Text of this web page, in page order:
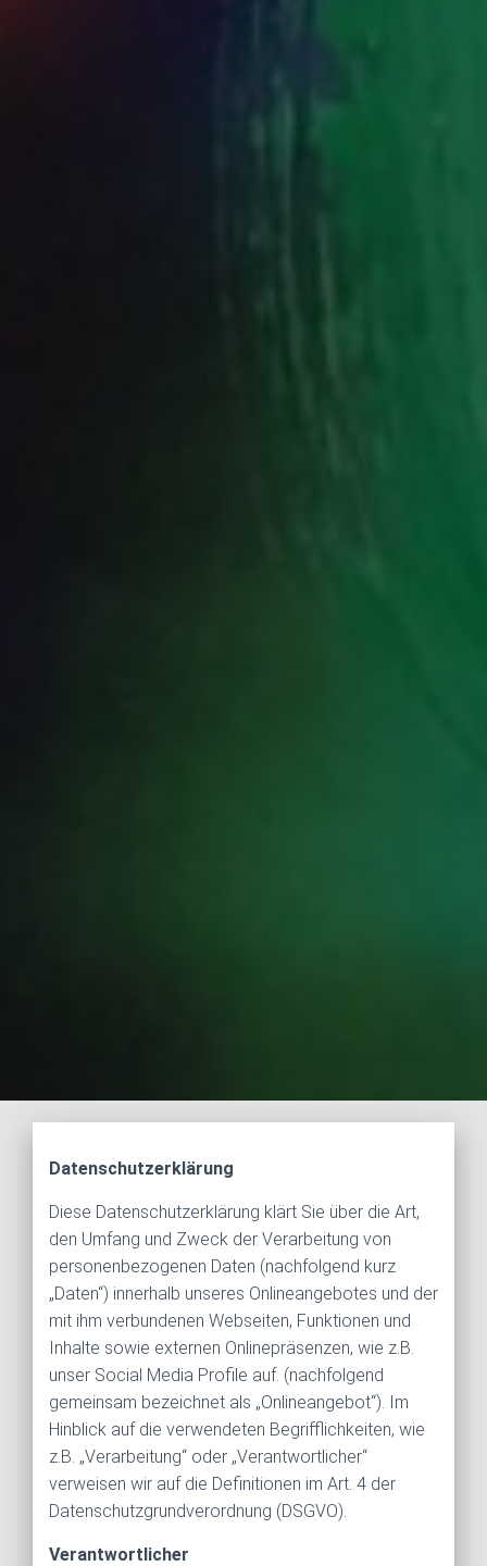
Datenschutzerklärung
Diese Datenschutzerklärung klärt Sie über die Art,
den Umfang und Zweck der Verarbeitung von
personenbezogenen Daten (nachfolgend kurz
„Daten“) innerhalb unseres Onlineangebotes und der
mit ihm verbundenen Webseiten, Funktionen und
Inhalte sowie externen Onlinepräsenzen, wie z.B.
unser Social Media Profile auf. (nachfolgend
gemeinsam bezeichnet als „Onlineangebot“). Im
Hinblick auf die verwendeten Begrifflichkeiten, wie
z.B. „Verarbeitung“ oder „Verantwortlicher“
verweisen wir auf die Definitionen im Art. 4 der
Datenschutzgrundverordnung (DSGVO).
Verantwortlicher